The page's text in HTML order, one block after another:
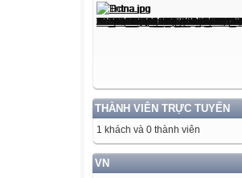
THÀNH VIÊN TRỰC TUYẾN
1 khách và 0 thành viên
VN